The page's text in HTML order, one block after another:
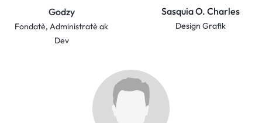
Godzy
Fondatè, Administratè ak
Dev
Sasquia O. Charles
Design Grafik